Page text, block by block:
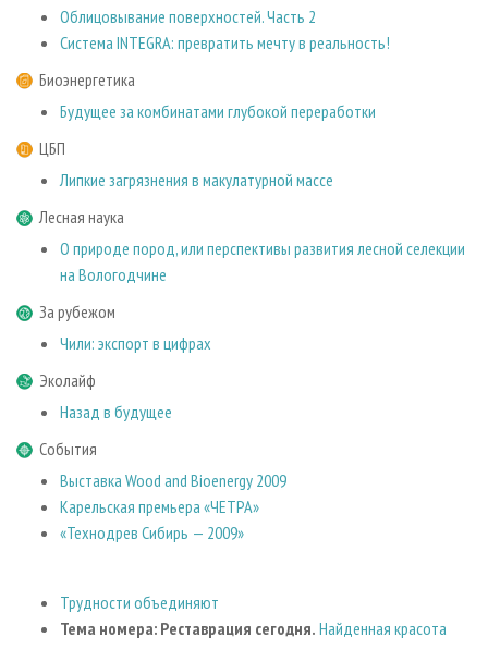
Облицовывание поверхностей. Часть 2
Система INTEGRA: превратить мечту в реальность!
Биоэнергетика
Будущее за комбинатами глубокой переработки
ЦБП
Липкие загрязнения в макулатурной массе
Лесная наука
О природе пород, или перспективы развития лесной селекции
на Вологодчине
За рубежом
Чили: экспорт в цифрах
Эколайф
Назад в будущее
События
Выставка Wood and Bioenergy 2009
Карельская премьера «ЧЕТРА»
«Технодрев Сибирь — 2009»
Трудности объединяют
Тема номера: Реставрация сегодня. Найденная красота